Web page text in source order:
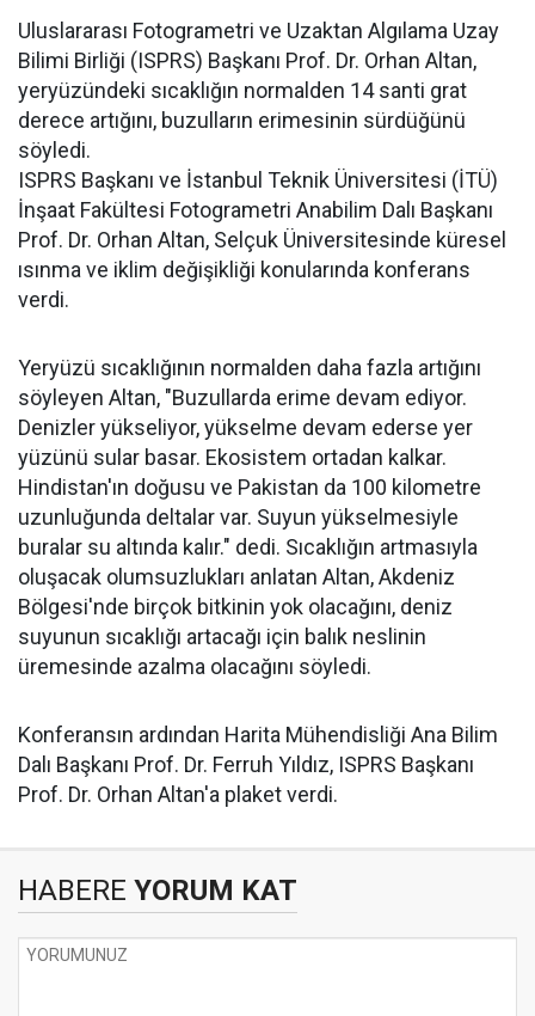
Uluslararası Fotogrametri ve Uzaktan Algılama Uzay
Bilimi Birliği (ISPRS) Başkanı Prof. Dr. Orhan Altan,
yeryüzündeki sıcaklığın normalden 14 santi grat
derece artığını, buzulların erimesinin sürdüğünü
söyledi.
ISPRS Başkanı ve İstanbul Teknik Üniversitesi (İTÜ)
İnşaat Fakültesi Fotogrametri Anabilim Dalı Başkanı
Prof. Dr. Orhan Altan, Selçuk Üniversitesinde küresel
ısınma ve iklim değişikliği konularında konferans
verdi.
Yeryüzü sıcaklığının normalden daha fazla artığını
söyleyen Altan, "Buzullarda erime devam ediyor.
Denizler yükseliyor, yükselme devam ederse yer
yüzünü sular basar. Ekosistem ortadan kalkar.
Hindistan'ın doğusu ve Pakistan da 100 kilometre
uzunluğunda deltalar var. Suyun yükselmesiyle
buralar su altında kalır." dedi. Sıcaklığın artmasıyla
oluşacak olumsuzlukları anlatan Altan, Akdeniz
Bölgesi'nde birçok bitkinin yok olacağını, deniz
suyunun sıcaklığı artacağı için balık neslinin
üremesinde azalma olacağını söyledi.
Konferansın ardından Harita Mühendisliği Ana Bilim
Dalı Başkanı Prof. Dr. Ferruh Yıldız, ISPRS Başkanı
Prof. Dr. Orhan Altan'a plaket verdi.
HABERE YORUM KAT